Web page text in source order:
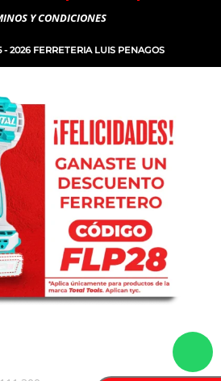
Y CONDICIONES
- 2026 FERRETERIA LUIS PENAGOS